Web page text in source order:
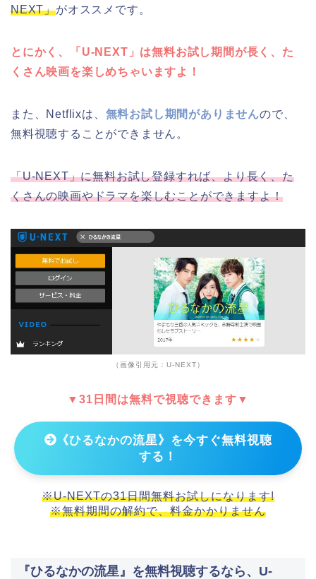
NEXT」がオススメです。
とにかく、「U-NEXT」は無料お試し期間が長く、た
くさん映画を楽しめちゃいますよ！
また、Netflixは、 無料お試し期間がありませんので、
無料視聴することができません。
「U-NEXT」に無料お試し登録すれば、より長く、た
くさんの映画やドラマを楽しむことができますよ！
（画像引用元：U-NEXT）
▼31日間は無料で視聴できます▼
《ひるなかの流星》を今すぐ無料視聴
する！
※U-NEXTの31日間無料お試しになります!
※無料期間の解約で、料金かかりません
『ひるなかの流星』を無料視聴するなら、U-